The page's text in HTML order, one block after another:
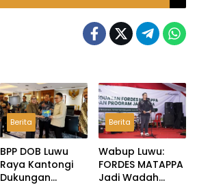
Berita
BPP DOB Luwu
Raya Kantongi
Dukungan
Berita
Wabup Luwu:
FORDES MATAPPA
Jadi Wadah